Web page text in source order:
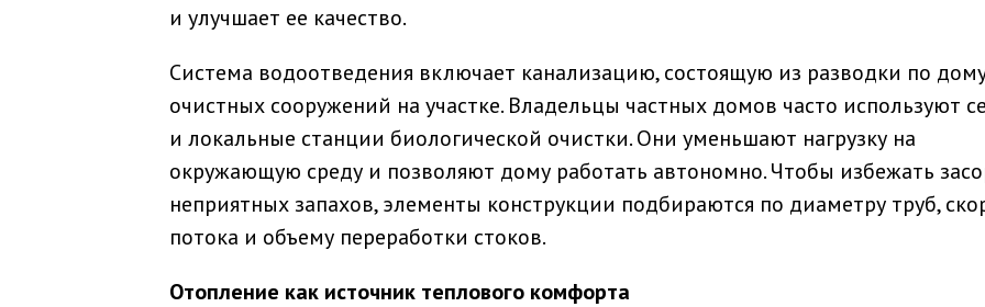
и улучшает ее качество.
Система водоотведения включает канализацию, состоящую из разводки по
очистных сооружений на участке. Владельцы частных домов часто используют
и локальные станции биологической очистки. Они уменьшают нагрузку на
окружающую среду и позволяют дому работать автономно. Чтобы избежать
неприятных запахов, элементы конструкции подбираются по диаметру труб,
потока и объему переработки стоков.
Отопление как источник теплового комфорта